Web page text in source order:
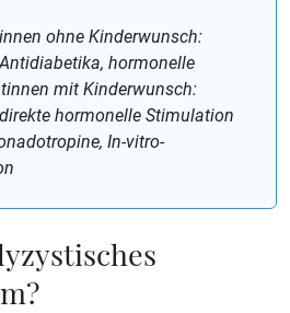
ohne Kinderwunsch:
hormonelle
mit Kinderwunsch:
hormonelle Stimulation
In-vitro-